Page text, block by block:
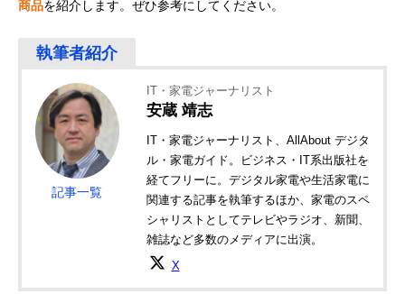
商品を紹介します。ぜひ参考にしてください。
記事一覧
IT・家電ジャーナリスト
安蔵 靖志
IT・家電ジャーナリスト、AllAbout デジタ
ル・家電ガイド。ビジネス・IT系出版社を
経てフリーに。デジタル家電や生活家電に
関連する記事を執筆するほか、家電のスペ
シャリストとしてテレビやラジオ、新聞、
雑誌など多数のメディアに出演。
X